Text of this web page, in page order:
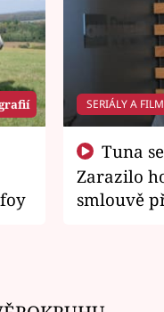
SERIÁLY A
Zarazilo
smlouvě